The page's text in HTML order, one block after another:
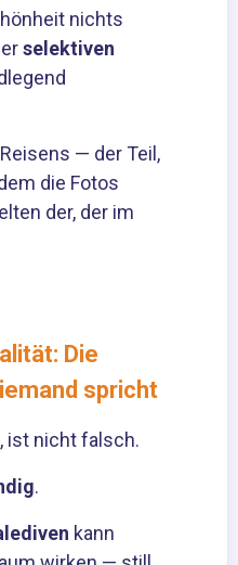
nichts
selektiven
— der Teil,
die Fotos
der, der im
Die
spricht
ist nicht falsch.
.
kann